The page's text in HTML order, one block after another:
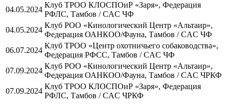
04.05.2024
Клуб ТРОО КЛОСПОиР «Заря», Федерация
РФЛС, Тамбов / CAC ЧФ
04.05.2024
Клуб РОО «Кинологический Центр «Альтаир»,
Федерация ОАНКОО/Фауна, Тамбов / CAC ЧФ
06.07.2024
Клуб ТРОО «Центр охотничьего собаководства»,
Федерация РФСС, Тамбов / CAC ЧФ
07.09.2024
Клуб РОО «Кинологический Центр «Альтаир»,
Федерация ОАНКОО/Фауна, Тамбов / CAC ЧРКФ
07.09.2024
Клуб ТРОО КЛОСПОиР «Заря», Федерация
РФЛС, Тамбов / CAC ЧРКФ